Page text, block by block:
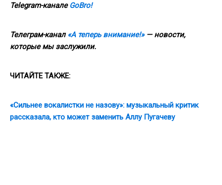
Telegram-канале GoBro!
Телеграм-канал «А теперь внимание!»— новости,
которые мы заслужили.
ЧИТАЙТЕ ТАКЖЕ:
«Сильнее вокалистки не назову»: музыкальный критик
рассказала, кто может заменить Аллу Пугачеву